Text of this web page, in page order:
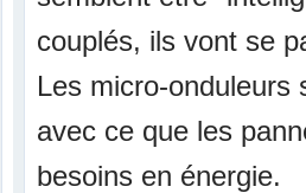
couplés, ils vont se
Les micro-onduleurs
avec ce que les
besoins en énergie.